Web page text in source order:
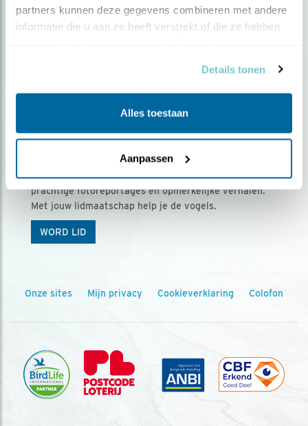
partners kunnen deze gegevens combineren met andere
informatie die u aan ze heeft verstrekt of die ze hebben
Details tonen
Alles toestaan
Aanpassen
Ontvang 5 x Vogels voor € 36,00 per jaar
Vogels is het tijdschrift voor onze leden, met
prachtige fotoreportages en opmerkelijke verhalen.
Met jouw lidmaatschap help je de vogels.
WORD LID
Onze sites Mijn privacy Cookieverklaring Colofon